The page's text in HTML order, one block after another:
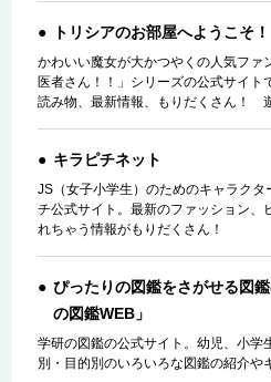
トリシアのお部屋へようこそ！
かわいい魔女が大かつやくの人気ファ
医者さん！！」シリーズの公式サイ
読み物、最新情報、もりだくさん！
キラピチネット
JS（女子小学生）のためのキャラク
チ公式サイト。最新のファッション、
れちゃう情報がもりだくさん！
ぴったりの図鑑をさがせる図
の図鑑WEB」
学研の図鑑の公式サイト。幼児、小学
別・目的別のいろいろな図鑑の紹介や